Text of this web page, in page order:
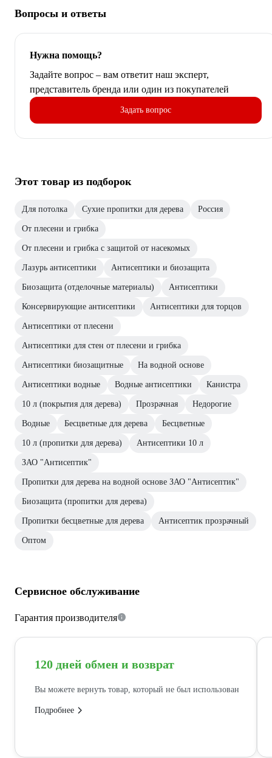
Вопросы и ответы
Нужна помощь?
Задайте вопрос – вам ответит наш эксперт,
представитель бренда или один из покупателей
Задать вопрос
Этот товар из подборок
Для потолка Сухие пропитки для дерева Россия
От плесени и грибка
От плесени и грибка с защитой от насекомых
Лазурь антисептики Антисептики и биозащита
Биозащита (отделочные материалы) Антисептики
Консервирующие антисептики Антисептики для торцов
Антисептики от плесени
Антисептики для стен от плесени и грибка
Антисептики биозащитные На водной основе
Антисептики водные Водные антисептики Канистра
10 л (покрытия для дерева) Прозрачная Недорогие
Водные Бесцветные для дерева Бесцветные
10 л (пропитки для дерева) Антисептики 10 л
ЗАО "Антисептик"
Пропитки для дерева на водной основе ЗАО "Антисептик"
Биозащита (пропитки для дерева)
Пропитки бесцветные для дерева Антисептик прозрачный
Оптом
Сервисное обслуживание
Гарантия производителя
120 дней обмен и возврат
Вы можете вернуть товар, который не был использован
Подробнее